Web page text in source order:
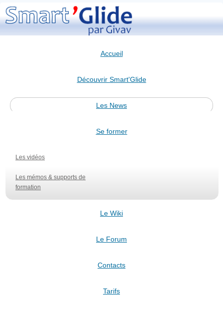
Accueil
Découvrir Smart'Glide
Les News
Se former
Les vidéos
Les mémos & supports de
formation
Le Wiki
Le Forum
Contacts
Tarifs